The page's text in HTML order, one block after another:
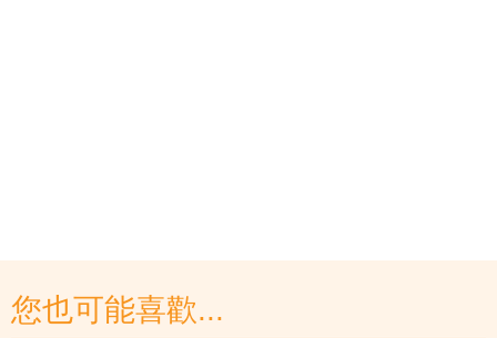
您也可能喜歡...